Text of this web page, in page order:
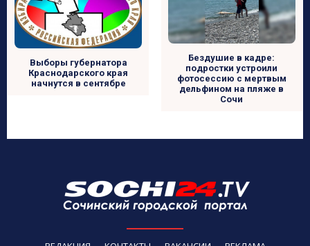
Выборы губернатора
Краснодарского края
начнутся в сентябре
Бездушие в кадре:
подростки устроили
фотосессию с мертвым
дельфином на пляже в
Сочи